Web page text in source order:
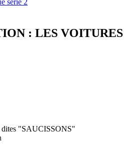
: LES VOITURES
dites "SAUCISSONS"